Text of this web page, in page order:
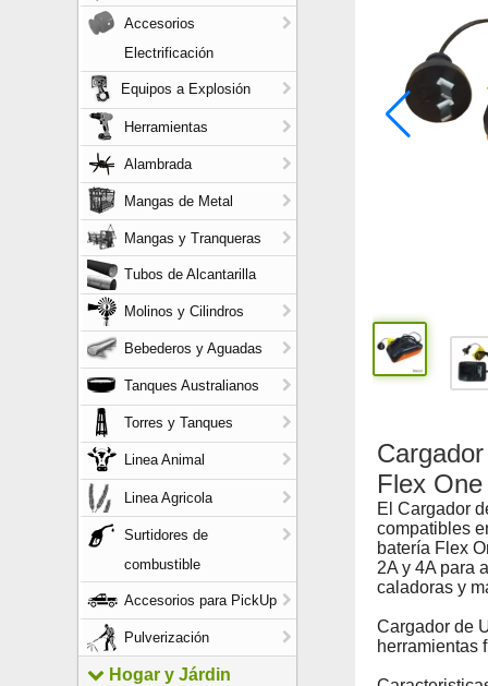
Accesorios
Electrificación
Equipos a Explosión
Herramientas
Alambrada
Mangas de Metal
Mangas y Tranqueras
Tubos de Alcantarilla
Molinos y Cilindros
Bebederos y Aguadas
Tanques Australianos
Torres y Tanques
Linea Animal
Linea Agricola
Surtidores de
combustible
Accesorios para PickUp
Pulverización
Hogar y Járdin
Flex
El Cargador
compatibles
batería Flex
2A y 4A para
caladoras y
Cargador de
herramientas